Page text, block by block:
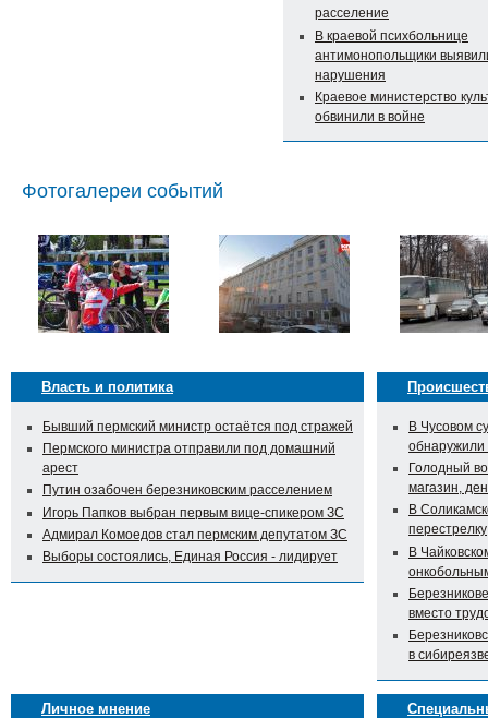
расселение
В краевой психбольнице
антимонопольщики
нарушения
Краевое министерство
обвинили в войне
Фотогалереи событий
Власть и политика
Бывший пермский министр остаётся под стражей
Пермского министра отправили под домашний
арест
Путин озабочен березниковским расселением
Игорь Папков выбран первым вице-спикером ЗС
Адмирал Комоедов стал пермским депутатом ЗС
Выборы состоялись, Единая Россия - лидирует
В Чусовом
Голодный
магазин,
В
перестрелку
В
вместо
в
Личное мнение